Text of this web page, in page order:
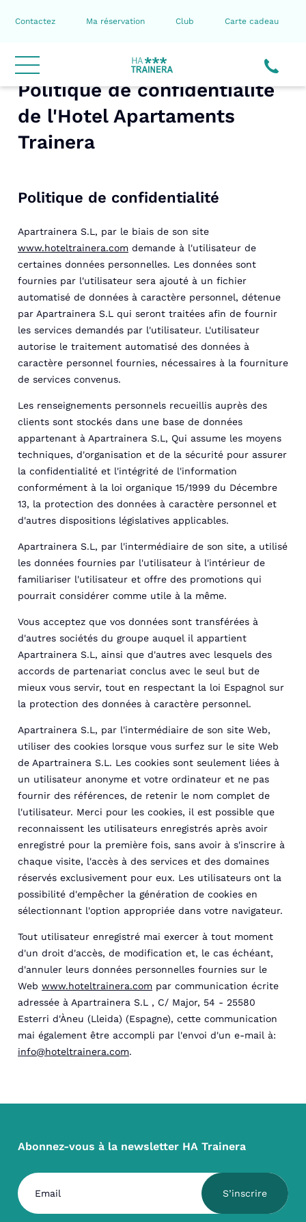
Contactez Ma réservation Club Carte cadeau
Politique de confidentialité
de l'Hotel Apartaments
Trainera
Politique de confidentialité
Apartrainera S.L, par le biais de son site
www.hoteltrainera.com demande à l'utilisateur de
certaines données personnelles. Les données sont
fournies par l'utilisateur sera ajouté à un fichier
automatisé de données à caractère personnel, détenue
par Apartrainera S.L qui seront traitées afin de fournir
les services demandés par l'utilisateur. L'utilisateur
autorise le traitement automatisé des données à
caractère personnel fournies, nécessaires à la fourniture
de services convenus.
Les renseignements personnels recueillis auprès des
clients sont stockés dans une base de données
appartenant à Apartrainera S.L, Qui assume les moyens
techniques, d'organisation et de la sécurité pour assurer
la confidentialité et l'intégrité de l'information
conformément à la loi organique 15/1999 du Décembre
13, la protection des données à caractère personnel et
d'autres dispositions législatives applicables.
Apartrainera S.L, par l'intermédiaire de son site, a utilisé
les données fournies par l'utilisateur à l'intérieur de
familiariser l'utilisateur et offre des promotions qui
pourrait considérer comme utile à la même.
Vous acceptez que vos données sont transférées à
d'autres sociétés du groupe auquel il appartient
Apartrainera S.L, ainsi que d'autres avec lesquels des
accords de partenariat conclus avec le seul but de
mieux vous servir, tout en respectant la loi Espagnol sur
la protection des données à caractère personnel.
Apartrainera S.L, par l'intermédiaire de son site Web,
utiliser des cookies lorsque vous surfez sur le site Web
de Apartrainera S.L. Les cookies sont seulement liées à
un utilisateur anonyme et votre ordinateur et ne pas
fournir des références, de retenir le nom complet de
l'utilisateur. Merci pour les cookies, il est possible que
reconnaissent les utilisateurs enregistrés après avoir
enregistré pour la première fois, sans avoir à s'inscrire à
chaque visite, l'accès à des services et des domaines
réservés exclusivement pour eux. Les utilisateurs ont la
possibilité d'empêcher la génération de cookies en
sélectionnant l'option appropriée dans votre navigateur.
Tout utilisateur enregistré mai exercer à tout moment
d'un droit d'accès, de modification et, le cas échéant,
d'annuler leurs données personnelles fournies sur le
Web www.hoteltrainera.com par communication écrite
adressée à Apartrainera S.L , C/ Major, 54 - 25580
Esterri d'Àneu (Lleida) (Espagne), cette communication
mai également être accompli par l'envoi d'un e-mail à:
info@hoteltrainera.com.
Abonnez-vous à la newsletter HA Trainera
S’inscrire